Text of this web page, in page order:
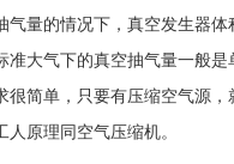
的情况下，真空发生器体
准大气下的真空抽气量一般
单，只要有压缩空气源，
原理同空气压缩机。